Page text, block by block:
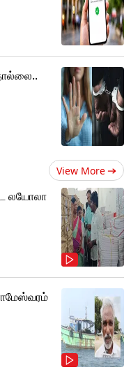
View More
லயோலா